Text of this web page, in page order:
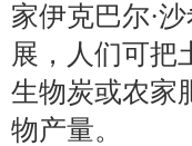
家伊克巴尔·
展，人们可把
生物炭或农家
物产量。